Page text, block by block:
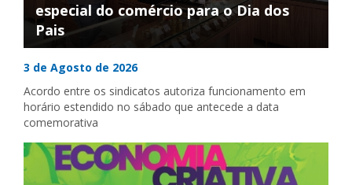
especial do comércio para o Dia dos
Pais
3 de Agosto de 2026
Acordo entre os sindicatos autoriza funcionamento em
horário estendido no sábado que antecede a data
comemorativa